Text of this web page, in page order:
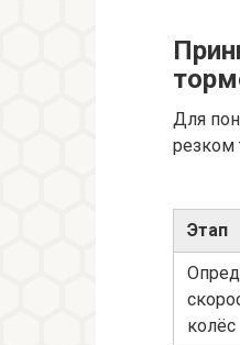
Для
резком
Этап
колёс